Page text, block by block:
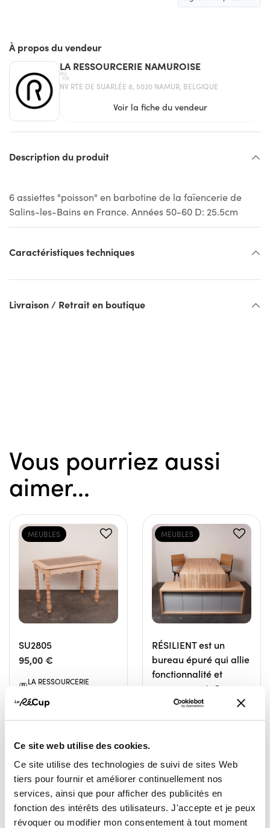
Ce site web utilise des cookies.
Ce site utilise des technologies de suivi de sites Web
tiers pour fournir et améliorer continuellement nos
services, ainsi que pour afficher des publicités en
fonction des intérêts des utilisateurs. J'accepte et je peux
révoquer ou modifier mon consentement à tout moment
À propos du vendeur
LA RESSOURCERIE NAMUROISE
NV RTE DE SUARLÉE 8, 5020 NAMUR, BELGIQUE
Voir la fiche du vendeur
Description du produit
6 assiettes "poisson" en barbotine de la faïencerie de
Salins-les-Bains en France. Années 50-60 D: 25.5cm
Caractéristiques techniques
Livraison / Retrait en boutique
Vous pourriez aussi
aimer...
MEUBLES
SU2805
95,00 €
LA RESSOURCERIE
NAMUR
MEUBLES
RÉSILIENT est un
bureau épuré qui allie
fonctionnalité et
engagement. Conçu
et fabriqué dans notre
atelier de menuiserie,
discrètes dans une
ligne sobre et
élégante.
2 970,00 €
LA RESSOURCERIE